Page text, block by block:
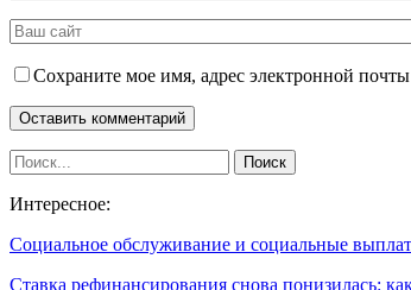
Сохраните мое имя, адрес электронной
Интересное:
Социальное обслуживание и социальные
Ставка рефинансирования снова понизилась: